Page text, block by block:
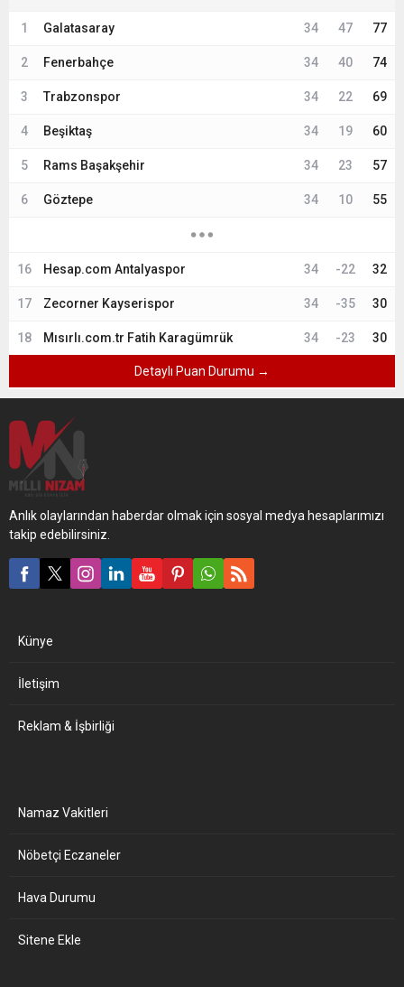
1 Galatasaray 34 47 77
2 Fenerbahçe 34 40 74
3 Trabzonspor 34 22 69
4 Beşiktaş 34 19 60
5 Rams Başakşehir 34 23 57
6 Göztepe 34 10 55
16 Hesap.com Antalyaspor 34 -22 32
17 Zecorner Kayserispor 34 -35 30
18 Mısırlı.com.tr Fatih Karagümrük 34 -23 30
Detaylı Puan Durumu →
Anlık olaylarından haberdar olmak için sosyal medya hesaplarımızı
takip edebilirsiniz.
Künye
İletişim
Reklam & İşbirliği
Namaz Vakitleri
Nöbetçi Eczaneler
Hava Durumu
Sitene Ekle